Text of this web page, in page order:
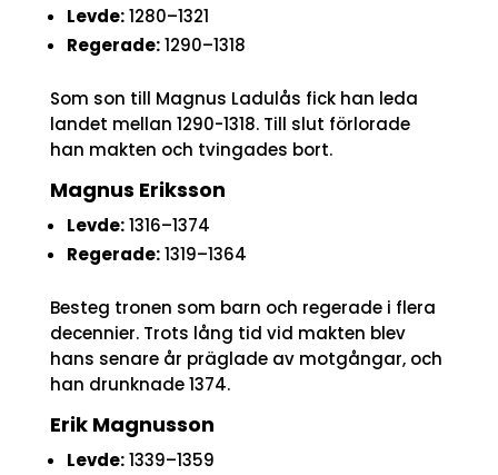
Levde:1280–1321
Regerade:1290–1318
Som son till Magnus Ladulås fick han leda
landet mellan 1290-1318. Till slut förlorade
han makten och tvingades bort.
Magnus Eriksson
Levde:1316–1374
Regerade:1319–1364
Besteg tronen som barn och regerade i flera
decennier. Trots lång tid vid makten blev
hans senare år präglade av motgångar, och
han drunknade 1374.
Erik Magnusson
Levde:1339–1359